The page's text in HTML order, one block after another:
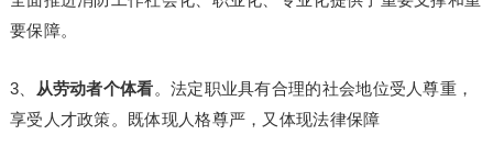
要保障。
3、 从劳动者个体看。法定职业具有合理的社会地位受人尊重，
享受人才政策。既体现人格尊严，又体现法律保障